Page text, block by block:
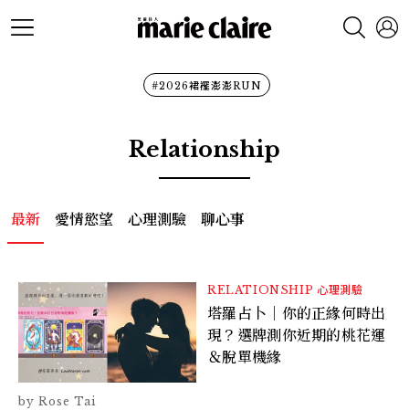
#2026裙襬澎澎RUN
Relationship
最新 愛情慾望 心理測驗 聊心事
RELATIONSHIP 心理測驗
塔羅占卜｜你的正緣何時出
現？選牌測你近期的桃花運
＆脫單機緣
Rose Tai